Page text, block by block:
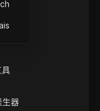
器
具
生器
是增強
無縫且